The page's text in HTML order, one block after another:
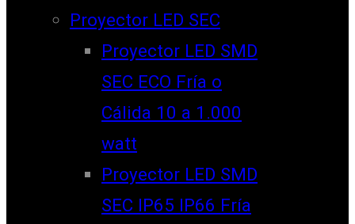
Proyector LED SEC
Proyector LED SMD
SEC ECO Fría o
Cálida 10 a 1.000
watt
Proyector LED SMD
SEC IP65 IP66 Fría